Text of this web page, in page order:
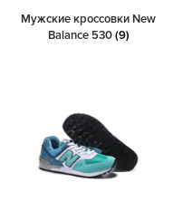
Мужские кроссовки New
Balance 530(9)